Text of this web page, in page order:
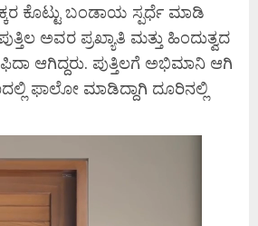
ಕೊಟ್ಟು ಬಂಡಾಯ ಸ್ಪರ್ಧೆ ಮಾಡಿ
ಅವರ ಪ್ರಖ್ಯಾತಿ ಮತ್ತು ಹಿಂದುತ್ವದ
ಆಗಿದ್ದರು. ಪುತ್ತಿಲಗೆ ಅಭಿಮಾನಿ ಆಗಿ
ಫಾಲೋ ಮಾಡಿದ್ದಾಗಿ ದೂರಿನಲ್ಲಿ